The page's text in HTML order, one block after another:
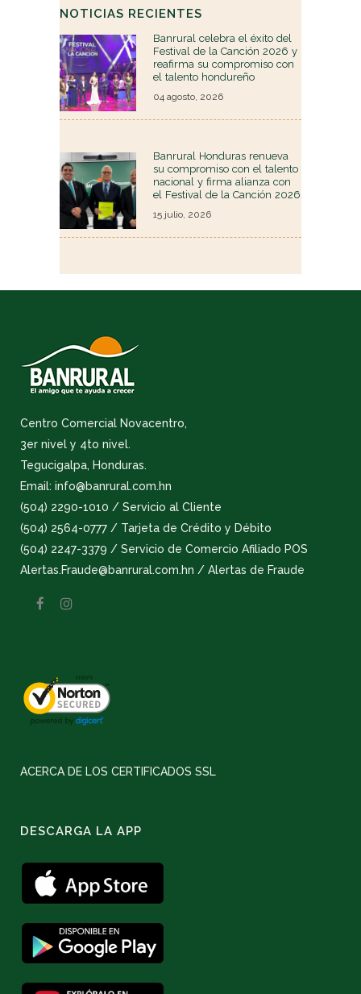
NOTICIAS RECIENTES
Banrural celebra el éxito del
Festival de la Canción 2026 y
reafirma su compromiso con
el talento hondureño
04 agosto, 2026
Banrural Honduras renueva
su compromiso con el talento
nacional y firma alianza con
el Festival de la Canción 2026
15 julio, 2026
Centro Comercial Novacentro,
3er nivel y 4to nivel.
Tegucigalpa, Honduras.
Email: info@banrural.com.hn
(504) 2290-1010 / Servicio al Cliente
(504) 2564-0777 / Tarjeta de Crédito y Débito
(504) 2247-3379 / Servicio de Comercio Afiliado POS
Alertas.Fraude@banrural.com.hn / Alertas de Fraude
ACERCA DE LOS CERTIFICADOS SSL
DESCARGA LA APP